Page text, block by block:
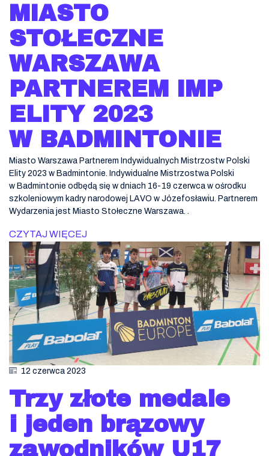
MIASTO
STOŁECZNE
WARSZAWA
PARTNEREM IMP
ELITY 2023
W BADMINTONIE
Miasto Warszawa Partnerem Indywidualnych Mistrzostw Polski
Elity 2023 w Badmintonie. Indywidualne Mistrzostwa Polski
w Badmintonie odbędą się w dniach 16-19 czerwca w ośrodku
szkoleniowym kadry narodowej LAVO w Józefosławiu. Partnerem
Wydarzenia jest Miasto Stołeczne Warszawa. .
CZYTAJ WIĘCEJ
12 czerwca 2023
Trzy złote medale
i jeden brązowy
zawodników U17